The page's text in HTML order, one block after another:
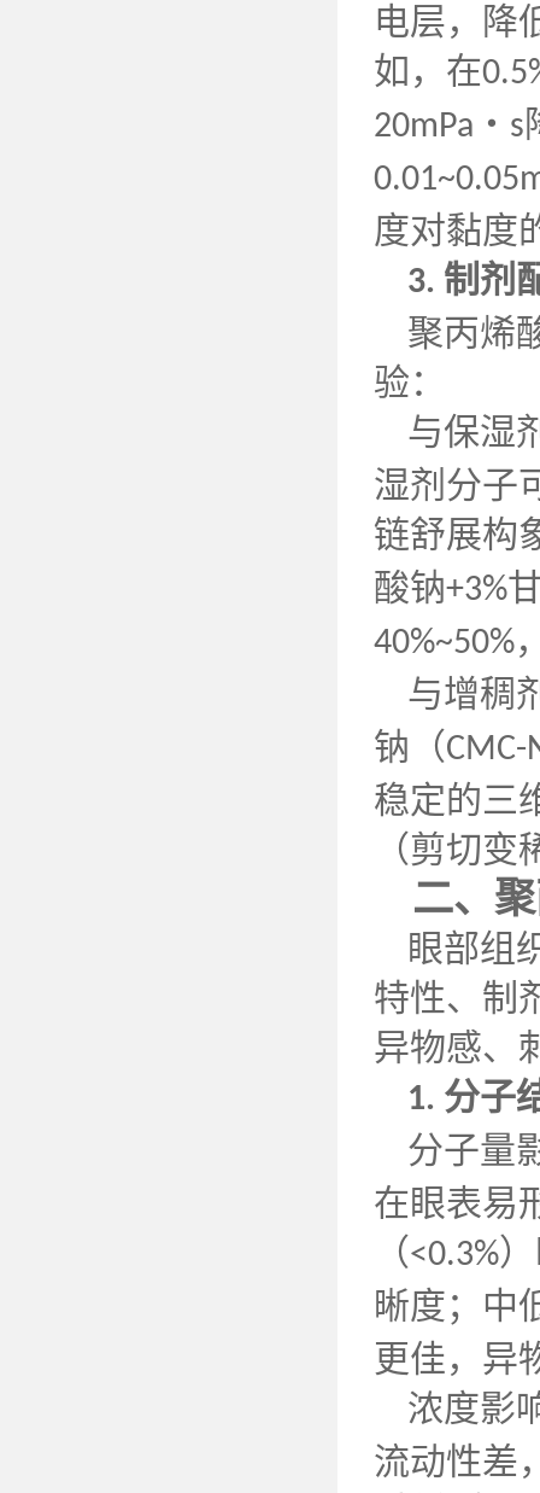
电层，降
如，在
20mPa ・ s
度对黏度
3. 制剂
聚丙烯
验：
与保湿
湿剂分子
链舒展构
酸钠+3%
40%~50%
与增稠
钠（CMC-
稳定的三
（剪切
二、
眼部组
特性、制
异物感、
1. 分子
分子量
在眼表易
（<0.3%
晰度；中
更佳，异
浓度影
流动性差